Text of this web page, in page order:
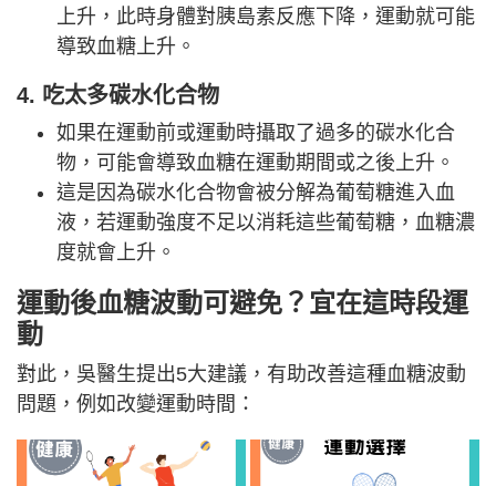
上升，此時身體對胰島素反應下降，運動就可能
導致血糖上升。
4. 吃太多碳水化合物
如果在運動前或運動時攝取了過多的碳水化合
物，可能會導致血糖在運動期間或之後上升。
這是因為碳水化合物會被分解為葡萄糖進入血
液，若運動強度不足以消耗這些葡萄糖，血糖濃
度就會上升。
運動後血糖波動可避免？宜在這時段運
動
對此，吳醫生提出5大建議，有助改善這種血糖波動
問題，例如改變運動時間：